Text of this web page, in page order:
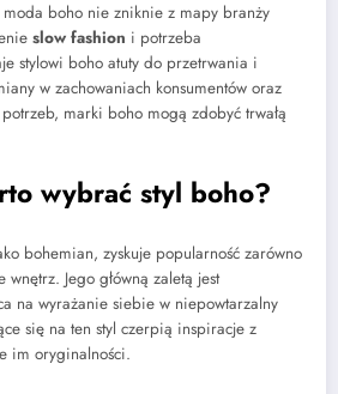
moda boho nie zniknie z mapy branży
slow fashion i potrzeba
stylowi boho atuty do przetrwania i
w zachowaniach konsumentów oraz
marki boho mogą zdobyć trwałą
wybrać styl boho?
bohemian, zyskuje popularność zarówno
Jego główną zaletą jest
na wyrażanie siebie w niepowtarzalny
się na ten styl czerpią inspiracje z
im oryginalności.